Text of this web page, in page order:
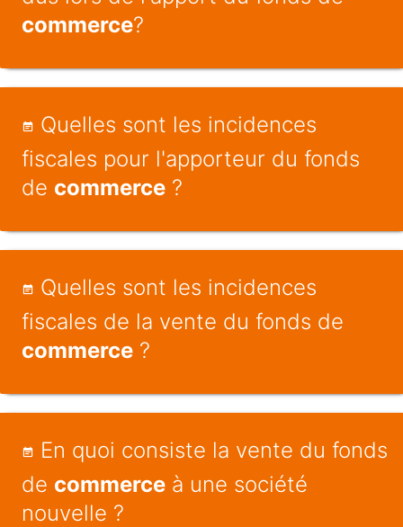
commerce?
Quelles sont les incidences
fiscales pour l'apporteur du fonds
de commerce ?
Quelles sont les incidences
fiscales de la vente du fonds de
commerce ?
En quoi consiste la vente du fonds
de commerce à une société
nouvelle ?